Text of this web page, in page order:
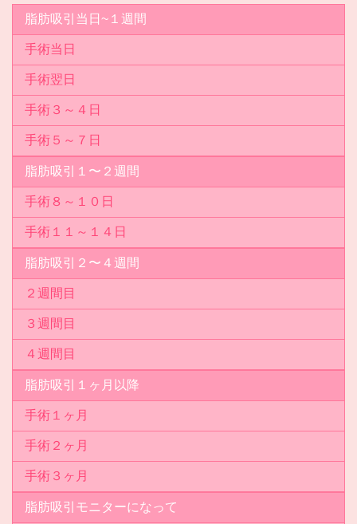
脂肪吸引当日~１週間
手術当日
手術翌日
手術３～４日
手術５～７日
脂肪吸引１〜２週間
手術８～１０日
手術１１～１４日
脂肪吸引２〜４週間
２週間目
３週間目
４週間目
脂肪吸引１ヶ月以降
手術１ヶ月
手術２ヶ月
手術３ヶ月
脂肪吸引モニターになって